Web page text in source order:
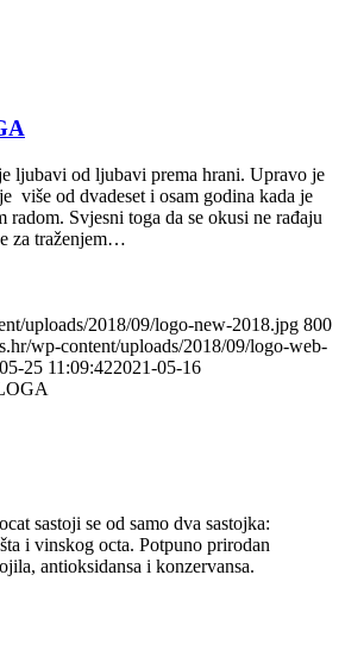
ljubavi od ljubavi prema hrani. Upravo je
više od dvadeset i osam godina kada je
radom. Svjesni toga da se okusi ne rađaju
za traženjem…
uploads/2018/09/logo-new-2018.jpg 800
wp-content/uploads/2018/09/logo-web-
25 11:09:422021-05-16
sastoji se od samo dva sastojka:
i vinskog octa. Potpuno prirodan
antioksidansa i konzervansa.